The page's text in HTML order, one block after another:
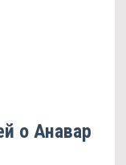
о Анавар